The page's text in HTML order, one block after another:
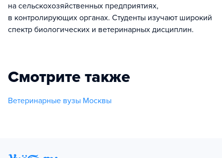
на сельскохозяйственных предприятиях,
в контролирующих органах. Студенты изучают широкий
спектр биологических и ветеринарных дисциплин.
Смотрите также
Ветеринарные вузы Москвы